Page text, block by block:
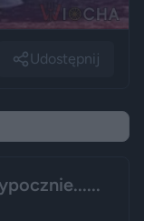
Udostępnij